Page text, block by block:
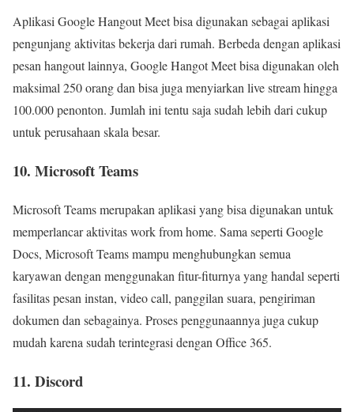
Aplikasi Google Hangout Meet bisa digunakan sebagai aplikasi
pengunjang aktivitas bekerja dari rumah. Berbeda dengan aplikasi
pesan hangout lainnya, Google Hangot Meet bisa digunakan oleh
maksimal 250 orang dan bisa juga menyiarkan live stream hingga
100.000 penonton. Jumlah ini tentu saja sudah lebih dari cukup
untuk perusahaan skala besar.
10. Microsoft Teams
Microsoft Teams merupakan aplikasi yang bisa digunakan untuk
memperlancar aktivitas work from home. Sama seperti Google
Docs, Microsoft Teams mampu menghubungkan semua
karyawan dengan menggunakan fitur-fiturnya yang handal seperti
fasilitas pesan instan, video call, panggilan suara, pengiriman
dokumen dan sebagainya. Proses penggunaannya juga cukup
mudah karena sudah terintegrasi dengan Office 365.
11. Discord